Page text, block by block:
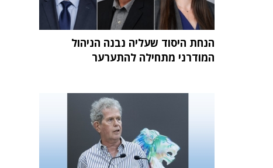
הנחת היסוד שעליה נבנה הניהול
המודרני מתחילה להתערער